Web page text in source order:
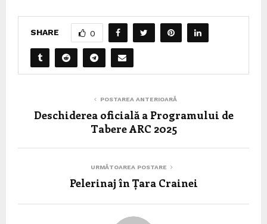
SHARE 0
POSTAREA ANTERIOARĂ
Deschiderea oficială a Programului de
Tabere ARC 2025
URMĂTOAREA POSTARE
Pelerinaj în Țara Crainei